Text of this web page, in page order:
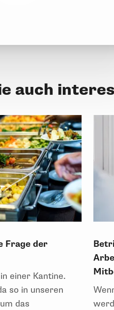
auch
Frage der
einer Kantine.
so in unseren
das